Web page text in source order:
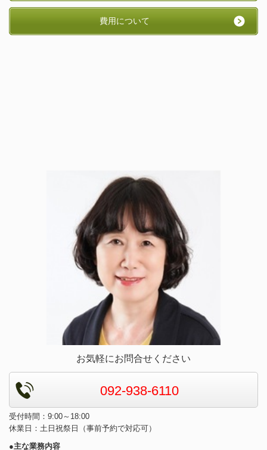
費用について
お気軽にお問合せください
092-938-6110
受付時間：9:00～18:00
休業日：土日祝祭日（事前予約で対応可）
●主な業務内容